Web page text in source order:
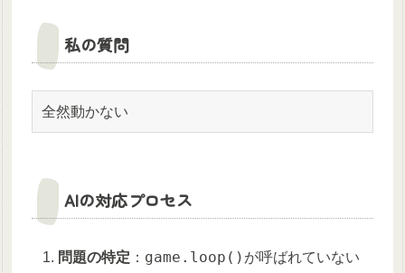
私の質問
全然動かない
AIの対応プロセス
問題の特定 ： game.loop() が呼ばれていない